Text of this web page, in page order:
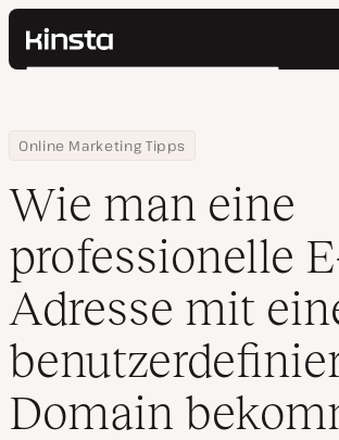
Kinsta®
Preise
Kontakt
Suchen
Home
Ressourcen Center
Online Marketing Tipps
Wie man eine professionelle E-Mail-
Wie man eine
professionelle
Adresse mit
Domain